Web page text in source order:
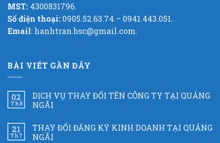
MST: 4300831796.
Số điện thoại: 0905.52.63.74 – 0941.443.051.
Email: hanhtran.bsc@gmail.com.
BÀI VIẾT GẦN ĐÂY
02
Th8
DỊCH VỤ THAY ĐỔI TÊN CÔNG TY TẠI QUẢNG
NGÃI
21
Th7
THAY ĐỔI ĐĂNG KÝ KINH DOANH TẠI QUẢNG
NGÃI